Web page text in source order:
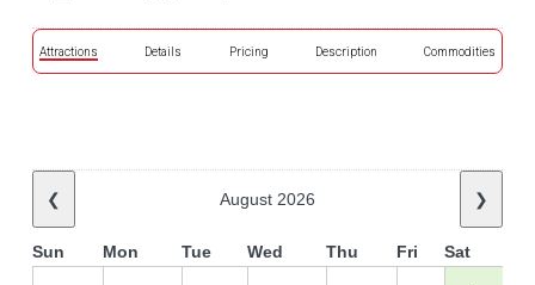
Attractions Details Pricing Description Commodities
❮ August 2026 ❯
Sun Mon Tue Wed Thu Fri Sat